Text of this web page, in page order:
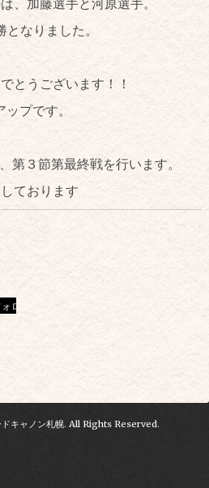
なりました。
とうございます！！
プです。
第３節第最終戦を行います。
ております
キャノン札幌. All Rights Reserved.